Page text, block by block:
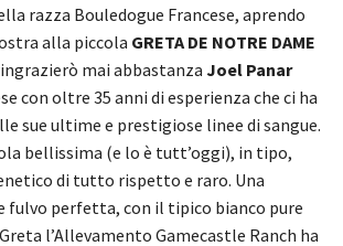
razza Bouledogue Francese, aprendo
alla piccola GRETA DE NOTRE DAME
mai abbastanza Joel Panar
con oltre 35 anni di esperienza che ci ha
sue ultime e prestigiose linee di sangue.
bellissima (e lo è tutt’oggi), in tipo,
di tutto rispetto e raro. Una
fulvo perfetta, con il tipico bianco pure
l’Allevamento Gamecastle Ranch ha